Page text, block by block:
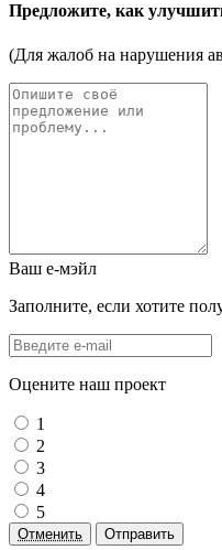
Предложите, как
(Для жалоб на нарушения
Ваш е-мэйл
Заполните, если хотите
Оцените наш проект
1
2
3
4
5
Отменить Отправить